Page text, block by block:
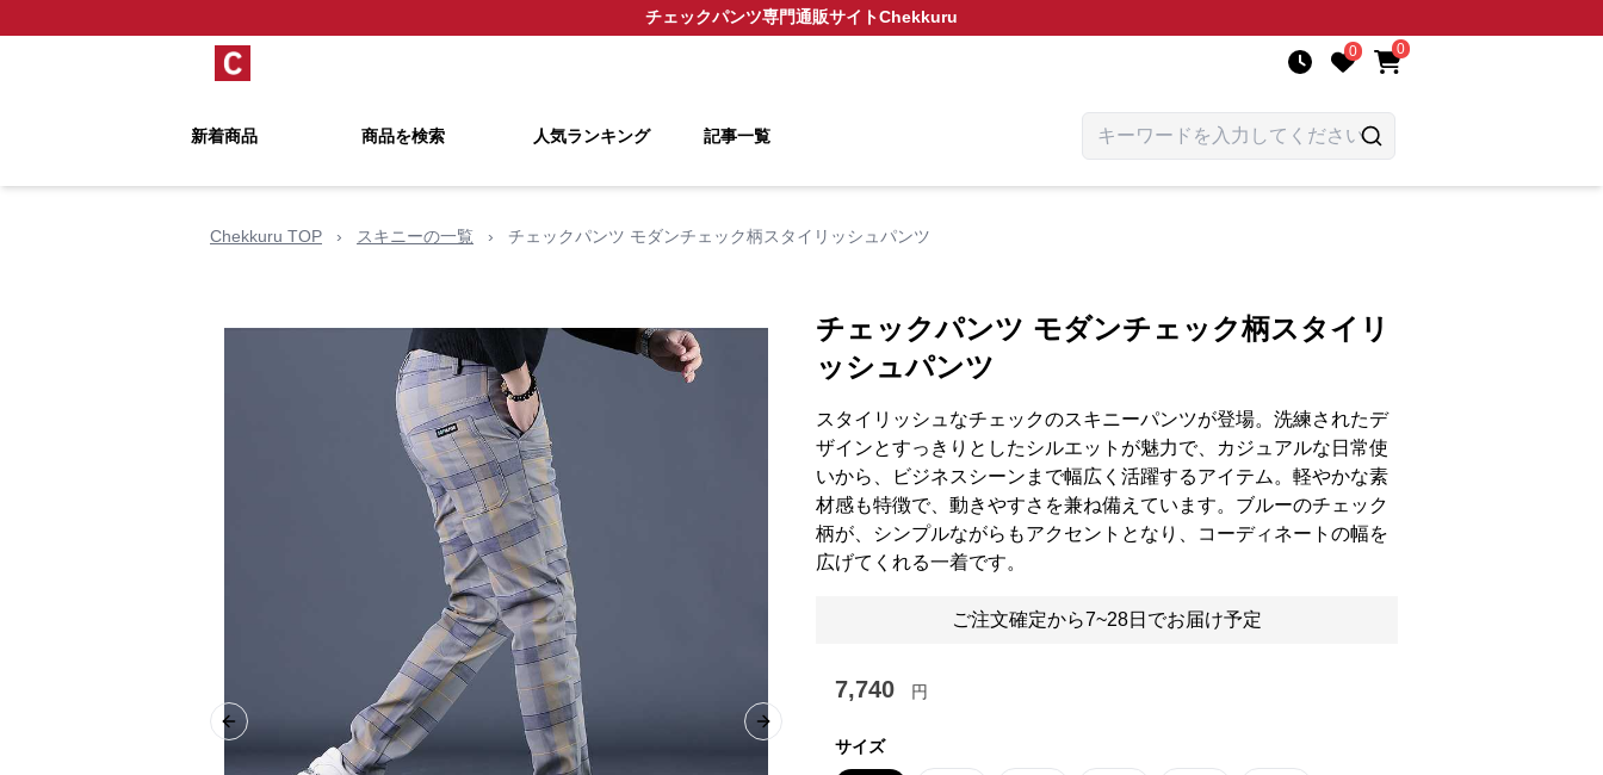
チェックパンツ専門通販サイトChekkuru
0 0
新着商品 商品を検索 人気ランキング 記事一覧
Chekkuru TOP › スキニーの一覧 › チェックパンツ モダンチェック柄スタイリッシュパンツ
Previous slide Next slide
チェックパンツ モダンチェック柄スタイリ
ッシュパンツ
スタイリッシュなチェックのスキニーパンツが登場。洗練されたデ
ザインとすっきりとしたシルエットが魅力で、カジュアルな日常使
いから、ビジネスシーンまで幅広く活躍するアイテム。軽やかな素
材感も特徴で、動きやすさを兼ね備えています。ブルーのチェック
柄が、シンプルながらもアクセントとなり、コーディネートの幅を
広げてくれる一着です。
ご注文確定から7~28日でお届け予定
7,740 円
サイズ